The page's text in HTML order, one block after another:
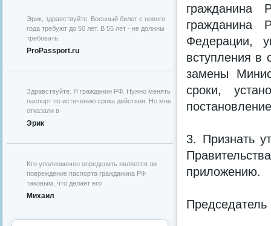
гражданина
гражданина
Федерации,
вступления в
замены
сроки,
3. Признать
приложению.
Эрик, здравствуйте. Военный билет с нового
года требуют до 50 лет. В 55 лет - не должны
требовать.
ProPassport.ru
Здравствуйте. Я гражданин РФ. Нужно менять
паспорт по истечению срока действия. Но мне
отказали в
Эрик
Кто уполномочен определить является ли
повреждение паспорта гражданина РФ
таковым, что делает его
Михаил